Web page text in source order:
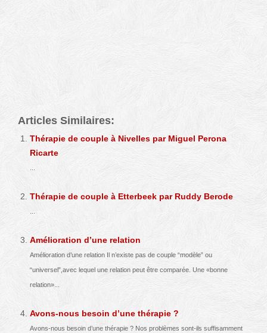
Articles Similaires:
Thérapie de couple à Nivelles par Miguel Perona
Ricarte
Thérapie de couple à Etterbeek par Ruddy Berode
Amélioration d’une relation
Amélioration d’une relation Il n’existe pas de couple “modèle” ou
“universel”,avec lequel une relation peut être comparée. Une «bonne
relation»...
Avons-nous besoin d’une thérapie ?
Avons-nous besoin d’une thérapie ? Nos problèmes sont-ils suffisamment